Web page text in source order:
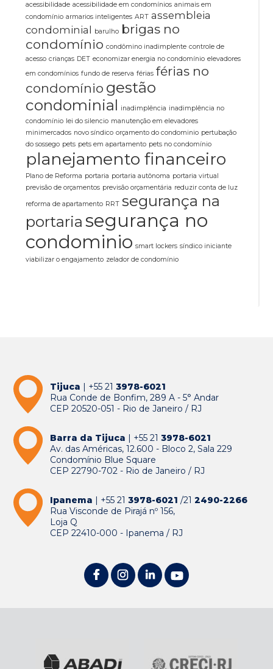
acessibilidade acessibilidade em condomínios animais em
condomínio armarios inteligentes ART assembleia
condominial
barulho brigas no
condomínio condômino inadimplente controle de
acesso crianças DET economizar energia no condomínio elevadores
em condomínios fundo de reserva férias férias no
condomínio gestão
condominial inadimplência inadimplência no
condomínio lei do silencio manutenção em elevadores
minimercados novo síndico orçamento do condominio pertubação
do sossego pets pets em apartamento pets no condomínio
planejamento financeiro
Plano de Reforma portaria portaria autônoma portaria virtual
previsão de orçamentos previsão orçamentária reduzir conta de luz
reforma de apartamento RRT segurança na
portaria segurança no
condominio smart lockers síndico iniciante
viabilizar o engajamento zelador de condomínio
Tijuca | +55 213978-6021
Rua Conde de Bonfim, 289 A - 5° Andar
CEP 20520-051 - Rio de Janeiro / RJ
Barra da Tijuca | +55 213978-6021
Av. das Américas, 12.600 - Bloco 2, Sala 229
Condomínio Blue Square
CEP 22790-702 - Rio de Janeiro / RJ
Ipanema | +55 213978-6021 /212490-2266
Rua Visconde de Pirajá nº 156,
Loja Q
CEP 22410-000 - Ipanema / RJ